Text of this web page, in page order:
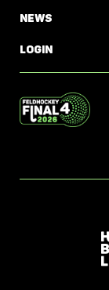
News
Login